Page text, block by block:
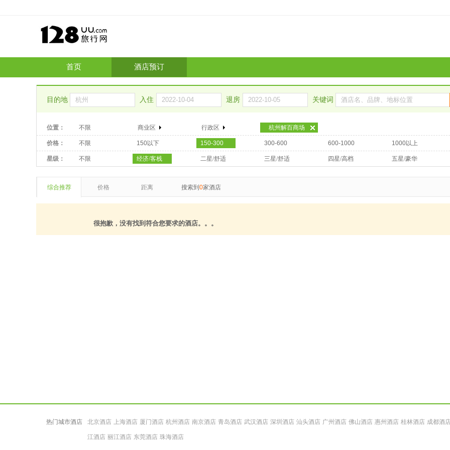
首页 酒店预订
目的地 入住 退房 关键词
位置： 不限 商业区 行政区 杭州解百商场
价格： 不限 150以下 150-300 300-600 600-1000 1000以上
星级： 不限 经济/客栈 二星/舒适 三星/舒适 四星/高档 五星/豪华
综合推荐 价格 距离 搜索到 0家酒店
很抱歉，没有找到符合您要求的酒店。。。
热门城市酒店 北京酒店 上海酒店 厦门酒店 杭州酒店 南京酒店 青岛酒店 武汉酒店 深圳酒店 汕头酒店 广州酒店 佛山酒店 惠州酒店 桂林酒店 成都酒
江酒店 丽江酒店 东莞酒店 珠海酒店